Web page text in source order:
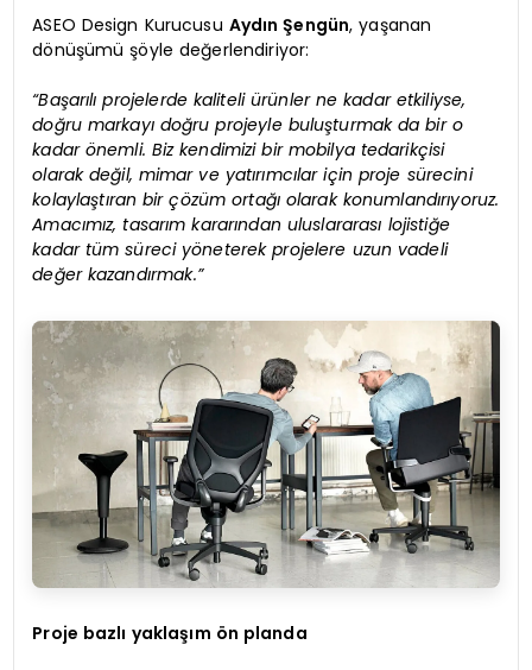
ASEO Design Kurucusu Aydın Şengün, yaşanan
dönüşümü şöyle değerlendiriyor:
“Başarılı projelerde kaliteli ürünler ne kadar etkiliyse,
doğru markayı doğru projeyle buluşturmak da bir o
kadar önemli. Biz kendimizi bir mobilya tedarikçisi
olarak değil, mimar ve yatırımcılar için proje sürecini
kolaylaştıran bir çözüm ortağı olarak konumlandırıyoruz.
Amacımız, tasarım kararından uluslararası lojistiğe
kadar tüm süreci yöneterek projelere uzun vadeli
değer kazandırmak.”
Proje bazlı yaklaşım ön planda